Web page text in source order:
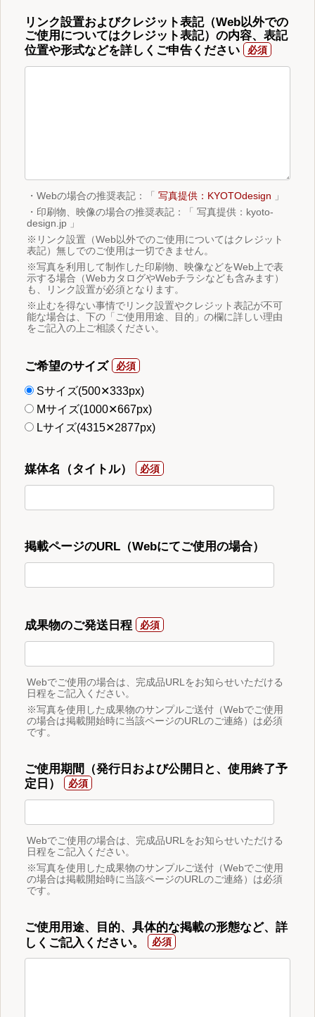
リンク設置およびクレジット表記（Web以外での
ご使用についてはクレジット表記）の内容、表記
位置や形式などを詳しくご申告ください
・Webの場合の推奨表記：「 写真提供：KYOTOdesign 」
・印刷物、映像の場合の推奨表記：「 写真提供：kyoto-
design.jp 」
※リンク設置（Web以外でのご使用についてはクレジット
表記）無しでのご使用は一切できません。
※写真を利用して制作した印刷物、映像などをWeb上で表
示する場合（WebカタログやWebチラシなども含みます）
も、リンク設置が必須となります。
※止むを得ない事情でリンク設置やクレジット表記が不可
能な場合は、下の「ご使用用途、目的」の欄に詳しい理由
をご記入の上ご相談ください。
ご希望のサイズ
Sサイズ(500✕333px)
Mサイズ(1000✕667px)
Lサイズ(4315✕2877px)
媒体名（タイトル）
掲載ページのURL（Webにてご使用の場合）
成果物のご発送日程
Webでご使用の場合は、完成品URLをお知らせいただける
日程をご記入ください。
※写真を使用した成果物のサンプルご送付（Webでご使用
の場合は掲載開始時に当該ページのURLのご連絡）は必須
です。
ご使用期間（発行日および公開日と、使用終了予
定日）
Webでご使用の場合は、完成品URLをお知らせいただける
日程をご記入ください。
※写真を使用した成果物のサンプルご送付（Webでご使用
の場合は掲載開始時に当該ページのURLのご連絡）は必須
です。
ご使用用途、目的、具体的な掲載の形態など、詳
しくご記入ください。